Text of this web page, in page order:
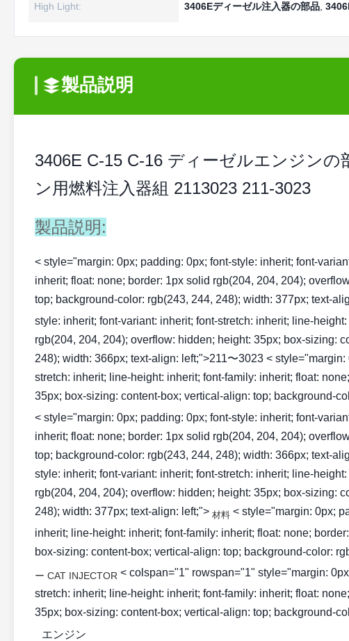
High Light: 3406Eディーゼル注入器の部品
製品説明
3406E C-15 C-16 ディーゼルエンジン
ン用燃料注入器組 2113023 211-3023
製品説明:
< style="margin: 0px; padding: 0px; font-style: inherit; font-
inherit; float: none; border: 1px solid rgb(204, 204, 204);
top; background-color: rgb(243, 244, 248); width: 377px; text-
style: inherit; font-variant: inherit; font-stretch: inherit; line-
rgb(204, 204, 204); overflow: hidden; height: 35px; box-sizing:
248); width: 366px; text-align: left;">211〜3023 <
stretch: inherit; line-height: inherit; font-family: inherit; float:
35px; box-sizing: content-box; vertical-align: top; background-
< style="margin: 0px; padding: 0px; font-style: inherit; font-
inherit; float: none; border: 1px solid rgb(204, 204, 204);
top; background-color: rgb(243, 244, 248); width: 366px; text-
style: inherit; font-variant: inherit; font-stretch: inherit; line-
rgb(204, 204, 204); overflow: hidden; height: 35px; box-sizing:
248); width: 377px; text-align: left;"> 材料 < style="margin: 0px;
inherit; line-height: inherit; font-family: inherit; float: none;
box-sizing: content-box; vertical-align: top; background-color:
ー CAT INJECTOR < colspan="1" rowspan="1" style="margin:
stretch: inherit; line-height: inherit; font-family: inherit; float:
35px; box-sizing: content-box; vertical-align: top; background-
エンジン